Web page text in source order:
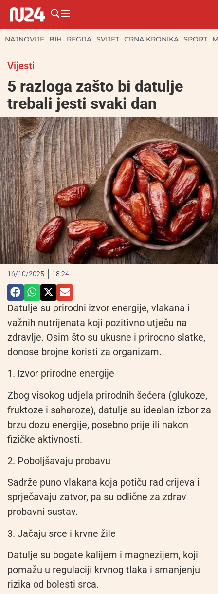
NAJNOVIJE BIH REGIJA SVIJET CRNA KRONIKA SPORT
Vijesti
5 razloga zašto bi datulje
trebali jesti svaki dan
16/10/2025 18:24
Datulje su prirodni izvor energije, vlakana i
važnih nutrijenata koji pozitivno utječu na
zdravlje. Osim što su ukusne i prirodno slatke,
donose brojne koristi za organizam.
1. Izvor prirodne energije
Zbog visokog udjela prirodnih šećera (glukoze,
fruktoze i saharoze), datulje su idealan izbor za
brzu dozu energije, posebno prije ili nakon
fizičke aktivnosti.
2. Poboljšavaju probavu
Sadrže puno vlakana koja potiču rad crijeva i
sprječavaju zatvor, pa su odlične za zdrav
probavni sustav.
3. Jačaju srce i krvne žile
Datulje su bogate kalijem i magnezijem, koji
pomažu u regulaciji krvnog tlaka i smanjenju
rizika od bolesti srca.